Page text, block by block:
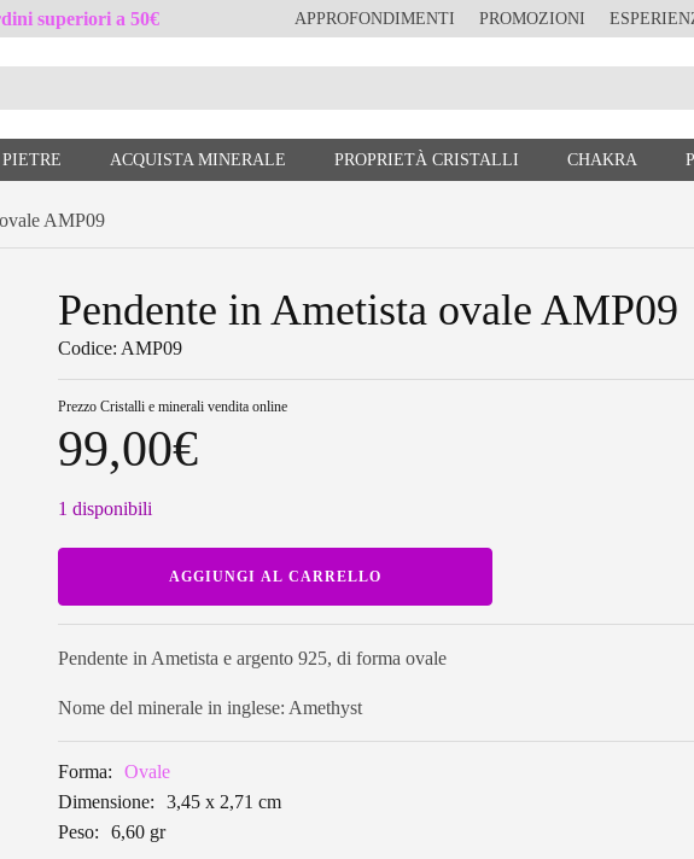
superiori a 50€ APPROFONDIMENTI PROMOZIONI
ACQUISTA MINERALE PROPRIETÀ CRISTALLI CHAKRA
AMP09
Pendente in Ametista ovale AMP09
Codice: AMP09
PrezzoCristalli e minerali vendita online
99,00€
1 disponibili
Ametista
ovale
quantità
AGGIUNGI AL CARRELLO
Pendente in Ametista e argento 925, di forma ovale
Nome del minerale in inglese: Amethyst
Forma:
Ovale
Dimensione:
3,45 x 2,71 cm
Peso:
6,60 gr